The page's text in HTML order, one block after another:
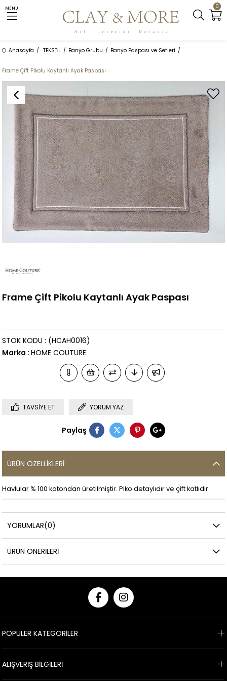
0
MENU
Anasayfa TEKSTİL Banyo Grubu Banyo Paspası ve Setleri
Frame Çift Pikolu Kaytanlı Ayak Paspası
Frame Çift Pikolu Kaytanlı Ayak Paspası
(HCAH0016)
STOK KODU
Marka : HOME COUTURE
TAVSIYE ET YORUM YAZ
Paylaş
ÜRÜN ÖZELLIKLERI
Havlular % 100 kotondan üretilmiştir. Piko detaylıdır ve çift katlıdır.
YORUMLAR(0)
ÜRÜN ÖNERILERI
POPÜLER KATEGORİLER
ALIŞVERİŞ BİLGİLERİ